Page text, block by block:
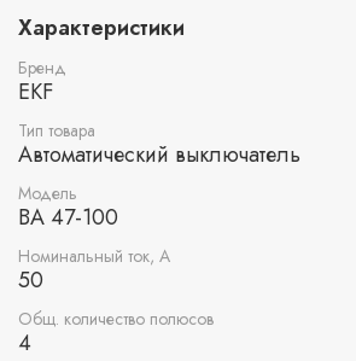
замыкания до 10 кА, что делает
промышленных и коммерческих
Характеристики
Бренд
EKF
Тип товара
Автоматический выключатель
Модель
ВА 47-100
Номинальный ток, А
50
Общ. количество полюсов
4